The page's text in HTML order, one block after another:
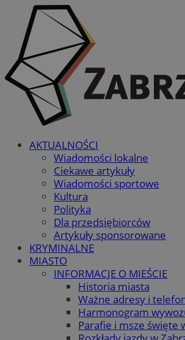
AKTUALNOŚCI
Wiadomości lokalne
Ciekawe artykuły
Wiadomości sportowe
Kultura
Polityka
Dla przedsiębiorców
Artykuły sponsorowane
KRYMINALNE
MIASTO
INFORMACJE O MIEŚCIE
Historia miasta
Ważne adresy i
Harmonogram
Parafie i msze święte